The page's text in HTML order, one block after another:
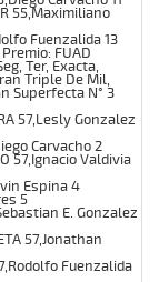
55,Maximiliano
Fuenzalida 13
FUAD
Ter, Exacta,
Triple De Mil,
Superfecta N° 3
57,Lesly Gonzalez
Carvacho 2
57,Ignacio Valdivia
Espina 4
5
E. Gonzalez
57,Jonathan
Fuenzalida